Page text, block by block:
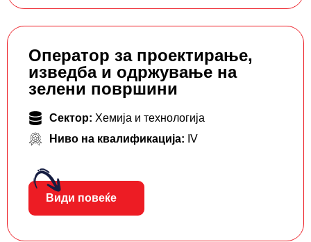
Оператор за проектирање,
изведба и одржување на
зелени површини
Сектор: Хемија и технологија
Ниво на квалификација: IV
Види повеќе